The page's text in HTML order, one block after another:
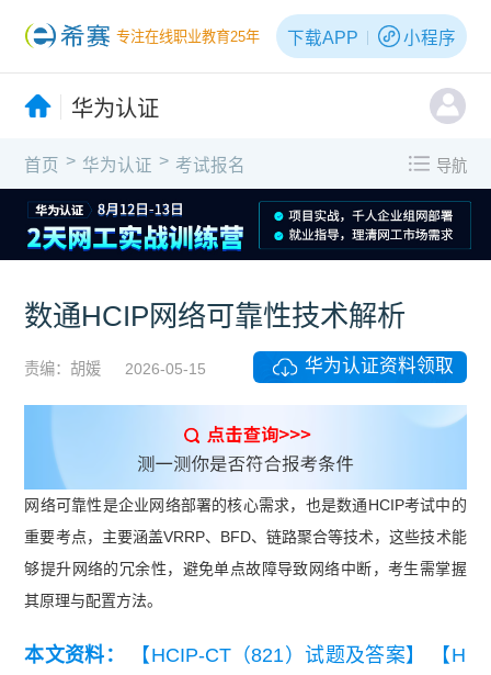
专注在线职业教育25年 下载APP 小程序
华为认证
首页 > 华为认证 > 考试报名 导航
数通HCIP网络可靠性技术解析
责编：胡媛 2026-05-15 华为认证资料领取
网络可靠性是企业网络部署的核心需求，也是数通HCIP考试中的
重要考点，主要涵盖VRRP、BFD、链路聚合等技术，这些技术能
够提升网络的冗余性，避免单点故障导致网络中断，考生需掌握
其原理与配置方法。
本文资料： 【HCIP-CT（821）试题及答案】
【H